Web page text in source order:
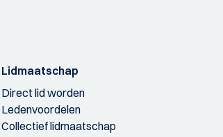
Lidmaatschap
Direct lid worden
Ledenvoordelen
Collectief lidmaatschap